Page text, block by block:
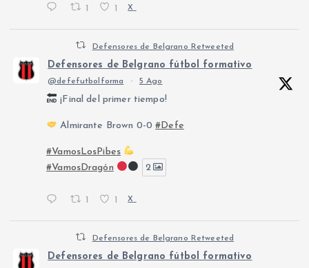
1 1 X
Defensores de Belgrano Retweeted
Defensores de Belgrano fútbol formativo
@defefutbolforma · 5 Ago
¡Final del primer tiempo!
Almirante Brown 0-0#Defe
#VamosLosPibes
#VamosDragón
2
X
Defensores de Belgrano Retweeted
Defensores de Belgrano fútbol formativo